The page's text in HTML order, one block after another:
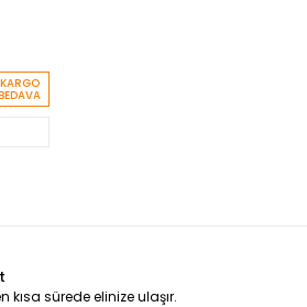
KARGO
kısa sürede elinize ulaşır.